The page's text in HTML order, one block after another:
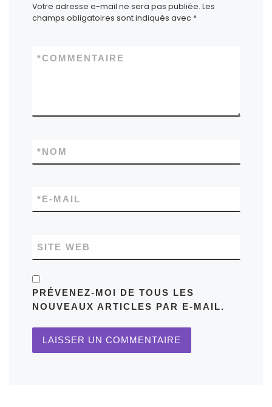
Votre adresse e-mail ne sera pas publiée. Les
champs obligatoires sont indiqués avec *
COMMENTAIRE
*
NOM
*
E-MAIL
*
SITE WEB
PRÉVENEZ-MOI DE TOUS LES
NOUVEAUX ARTICLES PAR E-MAIL.